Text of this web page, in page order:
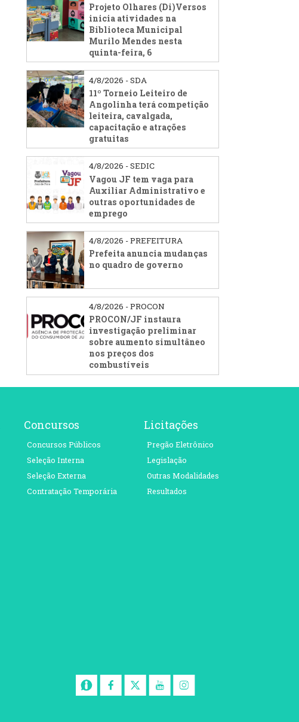
Projeto Olhares (Di)Versos
inicia atividades na
Biblioteca Municipal
Murilo Mendes nesta
quinta-feira, 6
4/8/2026 - SDA
11º Torneio Leiteiro de
Angolinha terá competição
leiteira, cavalgada,
capacitação e atrações
gratuitas
4/8/2026 - SEDIC
Vagou JF tem vaga para
Auxiliar Administrativo e
outras oportunidades de
emprego
4/8/2026 - PREFEITURA
Prefeita anuncia mudanças
no quadro de governo
4/8/2026 - PROCON
PROCON/JF instaura
investigação preliminar
sobre aumento simultâneo
nos preços dos
combustíveis
Concursos
Concursos Públicos
Seleção Interna
Seleção Externa
Contratação Temporária
Licitações
Pregão Eletrônico
Legislação
Outras Modalidades
Resultados